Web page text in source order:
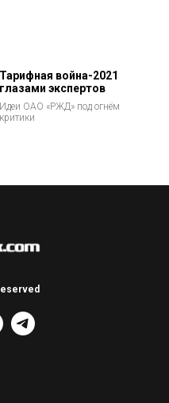
Тарифная война-2021
глазами экспертов
Идеи ОАО «РЖД» под огнём
критики